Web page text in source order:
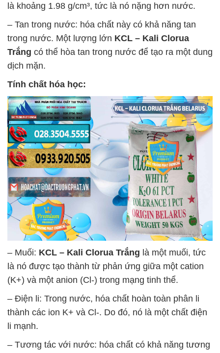
là khoảng 1.98 g/cm³, tức là nó nặng hơn nước.
– Tan trong nước: hóa chất này có khả năng tan
trong nước. Một lượng lớn KCL – Kali Clorua
Trắng có thể hòa tan trong nước để tạo ra một dung
dịch mặn.
Tính chất hóa học:
– Muối: KCL – Kali Clorua Trắng là một muối, tức
là nó được tạo thành từ phản ứng giữa một cation
(K+) và một anion (Cl-) trong mạng tinh thể.
– Điện li: Trong nước, hóa chất hoàn toàn phân li
thành các ion K+ và Cl-. Do đó, nó là một chất điện
li mạnh.
– Tương tác với nước: hóa chất có khả năng tương